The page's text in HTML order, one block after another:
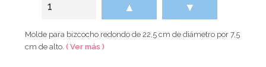
▲ ▼
Molde para bizcocho redondo de 22,5 cm de diámetro por 7,5
cm de alto.( Ver más )